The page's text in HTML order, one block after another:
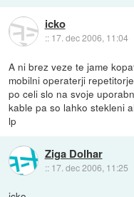
icko
:: 17. dec 2006, 11:04
A ni brez veze te jame
mobilni operaterji
po celi slo na svoje
kable pa so lahko stekleni
lp
Ziga Dolhar
:: 17. dec 2006, 11:25